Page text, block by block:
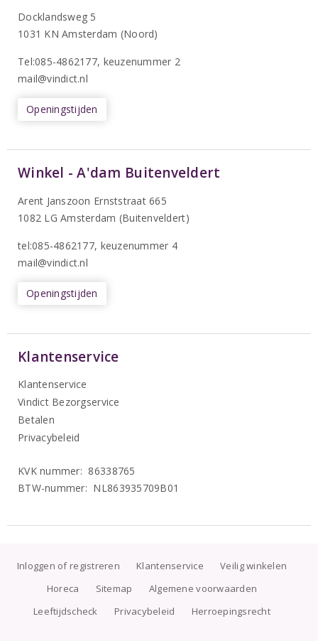
Docklandsweg 5
1031 KN Amsterdam (Noord)
Tel:085-4862177, keuzenummer 2
mail@vindict.nl
Openingstijden
Winkel - A'dam Buitenveldert
Arent Janszoon Ernststraat 665
1082 LG Amsterdam (Buitenveldert)
tel:085-4862177, keuzenummer 4
mail@vindict.nl
Openingstijden
Klantenservice
Klantenservice
Vindict Bezorgservice
Betalen
Privacybeleid
KVK nummer: 86338765
BTW-nummer: NL863935709B01
Inloggen of registreren Klantenservice
Veilig winkelen
Horeca
Sitemap
Algemene voorwaarden
Leeftijdscheck
Privacybeleid Herroepingsrecht